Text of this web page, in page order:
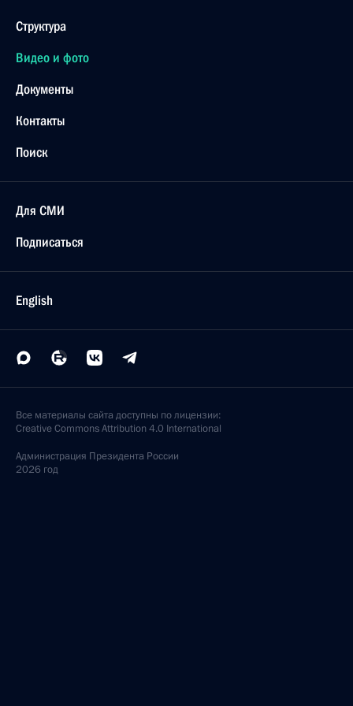
Структура
Видео и фото
Документы
Контакты
Поиск
Для СМИ
Подписаться
English
Все материалы сайта доступны по лицензии:
Creative Commons Attribution 4.0 International
Администрация Президента России
2026 год